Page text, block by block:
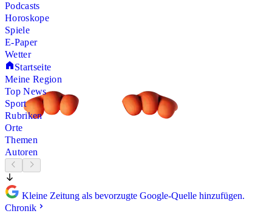
Podcasts
Horoskope
Spiele
E-Paper
Wetter
Startseite
Meine Region
Top News
Sport
Rubriken
Orte
Themen
Autoren
Kleine Zeitung als bevorzugte Google-Quelle hinzufügen.
Chronik